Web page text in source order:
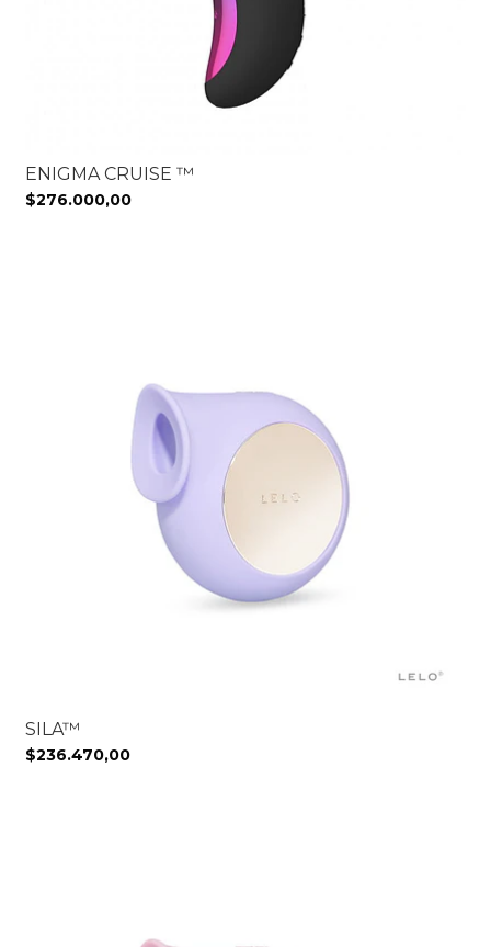
ENIGMA CRUISE ™
$276.000,00
SILA™
$236.470,00